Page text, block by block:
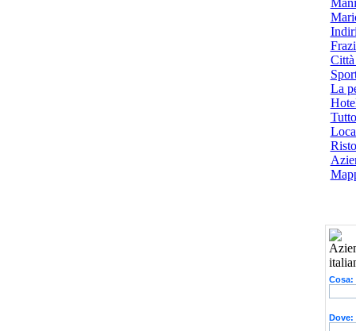
Città
La
Cosa:
Dove: